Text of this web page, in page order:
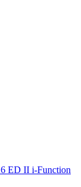
ED II i-Function